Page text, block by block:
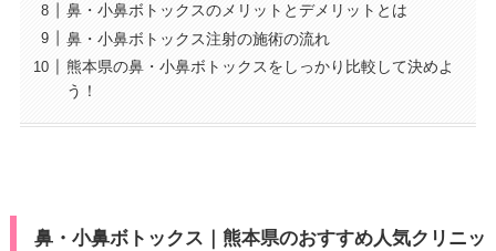
鼻・小鼻ボトックスのメリットとデメリットとは
鼻・小鼻ボトックス注射の施術の流れ
熊本県の鼻・小鼻ボトックスをしっかり比較して決めよ
う！
鼻・小鼻ボトックス｜熊本県のおすすめ人気クリニッ